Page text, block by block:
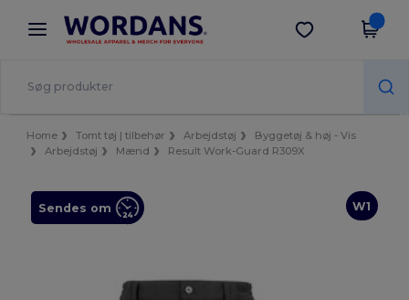
× Wordans-app
Bedre priser i appen!
Hent app
Home Tomt tøj | tilbehør Arbejdstøj
Byggetøj & høj - Vis
Arbejdstøj
Mænd Result Work-Guard R309X
W1
Sendes om